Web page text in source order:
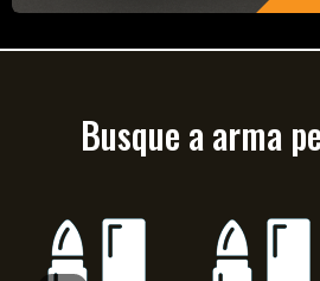
ACESSÓRIOS
Busque a arma